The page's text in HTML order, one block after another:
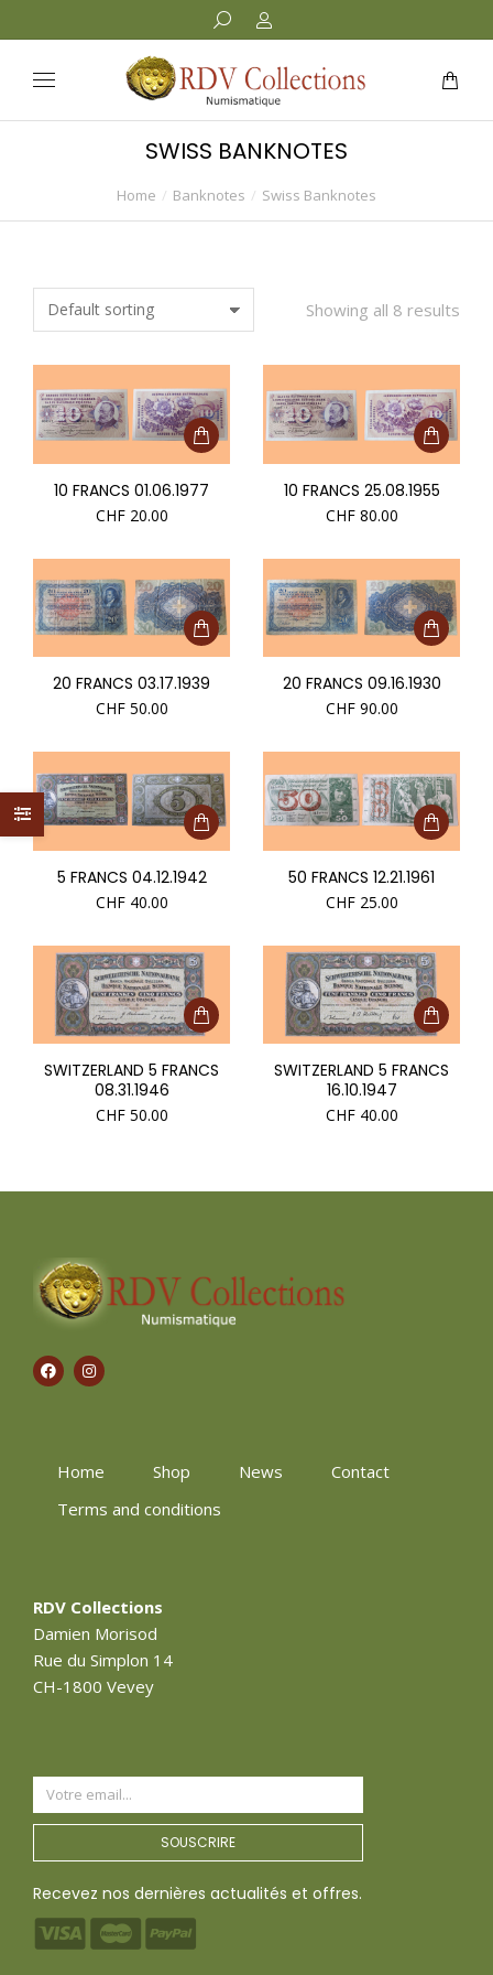
SWISS BANKNOTES
You are here:Home Banknotes Swiss Banknotes
Showing all 8 results
10 FRANCS 01.06.1977
CHF20.00
10 FRANCS 25.08.1955
CHF80.00
20 FRANCS 03.17.1939
CHF50.00
20 FRANCS 09.16.1930
CHF90.00
5 FRANCS 04.12.1942
CHF40.00
50 FRANCS 12.21.1961
CHF25.00
SWITZERLAND 5 FRANCS
08.31.1946
CHF50.00
SWITZERLAND 5 FRANCS
16.10.1947
CHF40.00
Home Shop News
Contact
Terms and conditions
RDV Collections
Damien Morisod
Rue du Simplon 14
CH-1800 Vevey
SOUSCRIRE
Recevez nos dernières actualités et offres.